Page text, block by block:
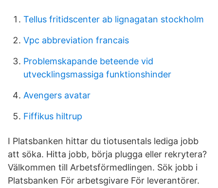
Tellus fritidscenter ab lignagatan stockholm
Vpc abbreviation francais
Problemskapande beteende vid
utvecklingsmassiga funktionshinder
Avengers avatar
Fiffikus hiltrup
I Platsbanken hittar du tiotusentals lediga jobb
att söka. Hitta jobb, börja plugga eller rekrytera?
Välkommen till Arbetsförmedlingen. Sök jobb i
Platsbanken För arbetsgivare För leverantörer.